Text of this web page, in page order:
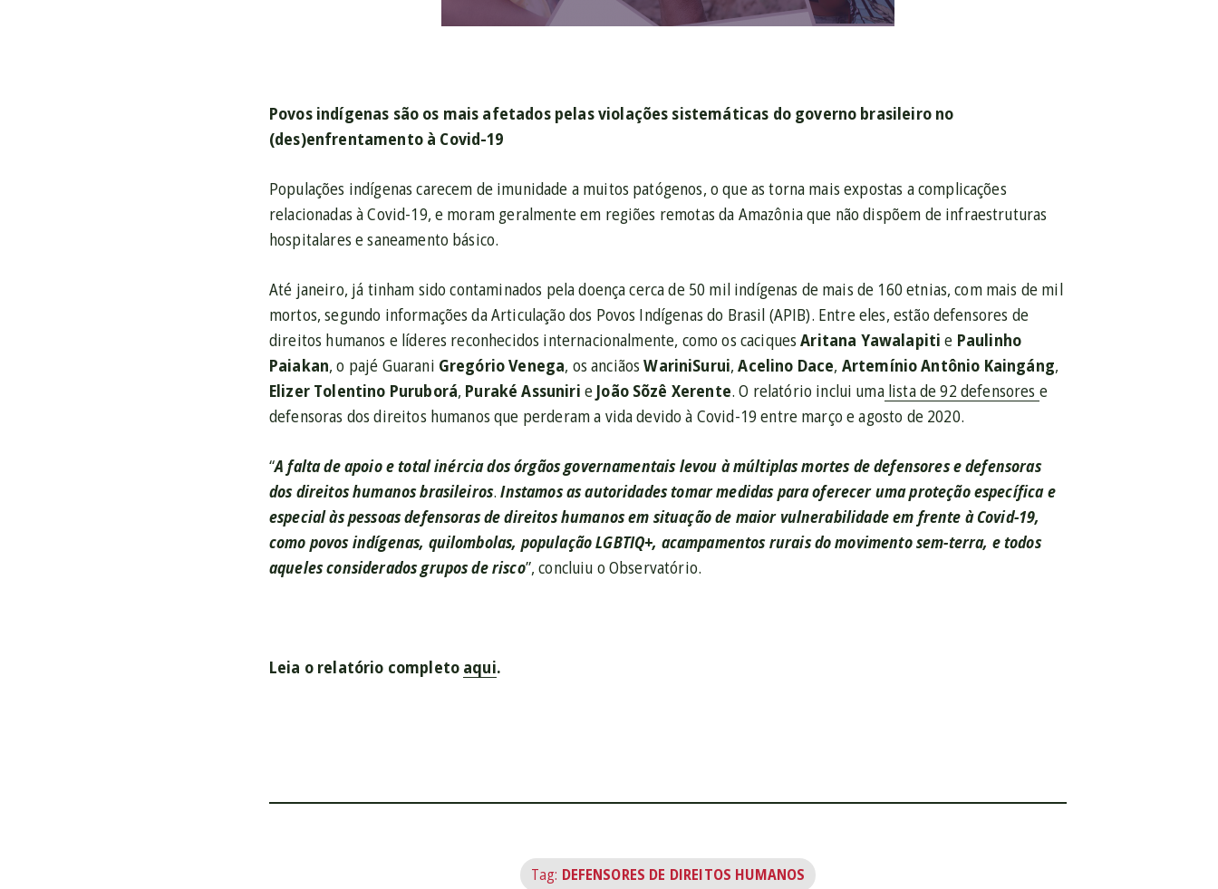
Povos indígenas são os mais afetados pelas violações sistemáticas do governo brasileiro no
(des)enfrentamento à Covid-19
Populações indígenas carecem de imunidade a muitos patógenos, o que as torna mais expostas a complicações
relacionadas à Covid-19, e moram geralmente em regiões remotas da Amazônia que não dispõem de infraestruturas
hospitalares e saneamento básico.
Até janeiro, já tinham sido contaminados pela doença cerca de 50 mil indígenas de mais de 160 etnias, com mais de mil
mortos, segundo informações da Articulação dos Povos Indígenas do Brasil (APIB). Entre eles, estão defensores de
direitos humanos e líderes reconhecidos internacionalmente, como os caciques Aritana Yawalapiti e Paulinho
Paiakan, o pajé Guarani Gregório Venega, os anciãosWariniSurui,Acelino Dace, Artemínio Antônio Kaingáng,
Elizer Tolentino Puruborá, Puraké Assuniri e João Sõzê Xerente. O relatório inclui umalista de 92 defensores e
defensoras dos direitos humanos que perderam a vida devido à Covid-19 entre março e agosto de 2020.
“A falta de apoio e total inércia dos órgãos governamentais levou à múltiplas mortes de defensores e defensoras
dos direitos humanos brasileiros.Instamos as autoridades tomar medidas para oferecer uma proteção específica e
especial às pessoas defensoras de direitos humanos em situação de maior vulnerabilidade em frente à Covid-19,
como povos indígenas, quilombolas, população LGBTIQ+, acampamentos rurais do movimento sem-terra, e todos
aqueles considerados grupos de risco”, concluiu o Observatório.
Leia o relatório completo aqui.
Tag: DEFENSORES DE DIREITOS HUMANOS